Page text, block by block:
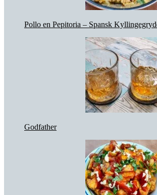
Pollo en Pepitoria – Spansk
Godfather